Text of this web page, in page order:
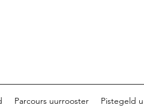
Parcours uurrooster Pistegeld